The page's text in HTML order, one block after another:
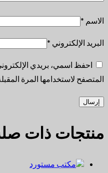
الاسم *
البريد الإلكتروني *
احفظ اسمي، بريدي
المتصفح لاستخدامها المرة
منتجات ذات